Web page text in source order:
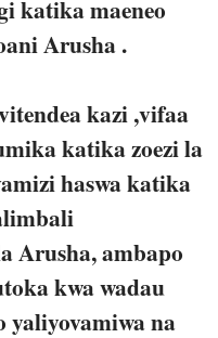
katika maeneo
Arusha .
kazi ,vifaa
katika zoezi la
haswa katika
Arusha, ambapo
kwa wadau
yaliyovamiwa na